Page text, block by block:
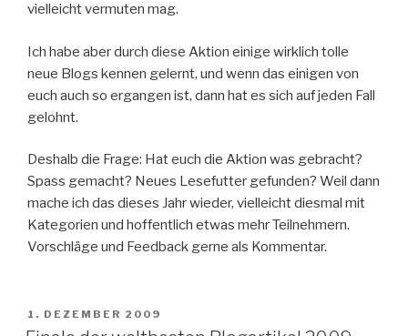
vielleicht vermuten mag.
Ich habe aber durch diese Aktion einige wirklich tolle
neue Blogs kennen gelernt, und wenn das einigen von
euch auch so ergangen ist, dann hat es sich auf jeden Fall
gelohnt.
Deshalb die Frage: Hat euch die Aktion was gebracht?
Spass gemacht? Neues Lesefutter gefunden? Weil dann
mache ich das dieses Jahr wieder, vielleicht diesmal mit
Kategorien und hoffentlich etwas mehr Teilnehmern.
Vorschläge und Feedback gerne als Kommentar.
VERÖFFENTLICHT
AM
1. DEZEMBER 2009